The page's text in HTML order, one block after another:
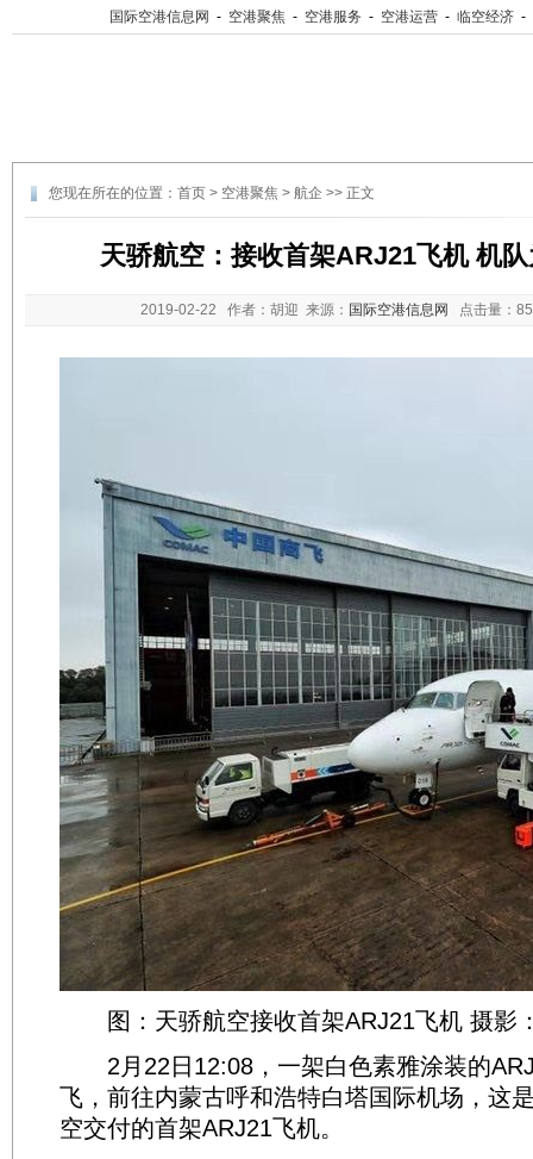
国际空港信息网 - 空港聚焦 - 空港服务 - 空港运营 - 临空经济 -
您现在所在的位置： 首页 > 空港聚焦 > 航企 >> 正文
天骄航空：接收首架ARJ21飞机 机
2019-02-22 作者：胡迎 来源： 国际空港信息网 点击量：
图：天骄航空接收首架ARJ21飞机 摄影
2月22日12:08，一架白色素雅涂装的
飞，前往内蒙古呼和浩特白塔国际机场，这
空交付的首架ARJ21飞机。